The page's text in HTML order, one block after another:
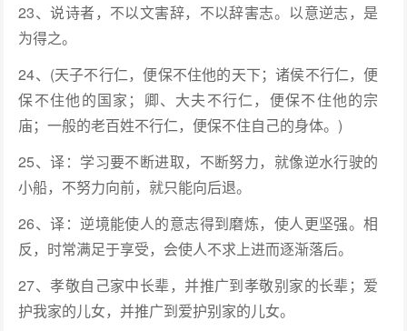
23、说诗者，不以文害辞，不以辞害志。以意逆志，是
为得之。
24、(天子不行仁，便保不住他的天下；诸侯不行仁，便
保不住他的国家；卿、大夫不行仁，便保不住他的宗
庙；一般的老百姓不行仁，便保不住自己的身体。)
25、译：学习要不断进取，不断努力，就像逆水行驶的
小船，不努力向前，就只能向后退。
26、译：逆境能使人的意志得到磨炼，使人更坚强。相
反，时常满足于享受，会使人不求上进而逐渐落后。
27、孝敬自己家中长辈，并推广到孝敬别家的长辈；爱
护我家的儿女，并推广到爱护别家的儿女。